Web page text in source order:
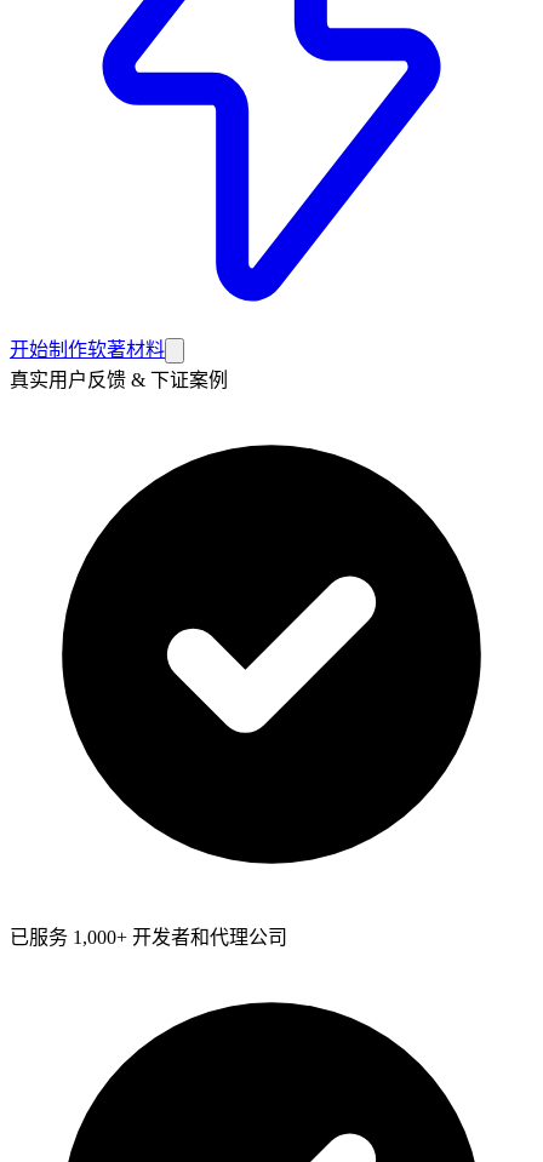
开始制作软著材料
真实用户反馈 & 下证案例
已服务 1,000+ 开发者和代理公司